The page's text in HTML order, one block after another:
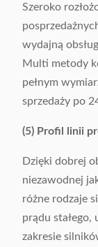
Szeroko
wydajną
Multi metody
pełnym
sprzedaży po
(5) Profil linii
Dzięki dobrej
niezawodnej
różne rodzaje
prądu stałego,
zakresie